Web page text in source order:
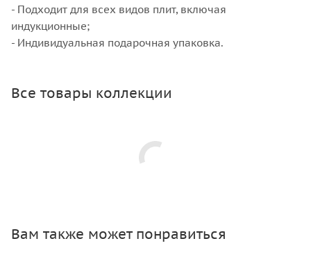
- Подходит для всех видов плит, включая
индукционные;
- Индивидуальная подарочная упаковка.
Все товары коллекции
Вам также может понравиться